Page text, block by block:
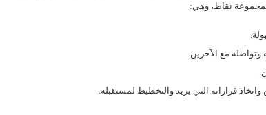
لمجموعة نقاط، وهي:
مع الآخرين.
قراراته التي يريد والتخطيط لمستقبله.